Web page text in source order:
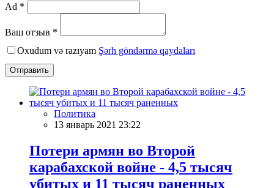
Ad *
Ваш отзыв *
Oxudum və razıyam Şərh göndərmə qaydaları
Отправить
Политика
13 январь 2021 23:22
Потери армян во Второй
карабахской войне - 4,5 тысяч
убитых и 11 тысяч раненных